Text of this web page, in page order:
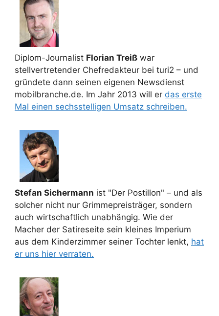
Diplom-Journalist Florian Treiß war
stellvertretender Chefredakteur bei turi2 – und
gründete dann seinen eigenen Newsdienst
mobilbranche.de. Im Jahr 2013 will er das erste
Mal einen sechsstelligen Umsatz schreiben.
Stefan Sichermann ist "Der Postillon" – und als
solcher nicht nur Grimmepreisträger, sondern
auch wirtschaftlich unabhängig. Wie der
Macher der Satireseite sein kleines Imperium
aus dem Kinderzimmer seiner Tochter lenkt, hat
er uns hier verraten.